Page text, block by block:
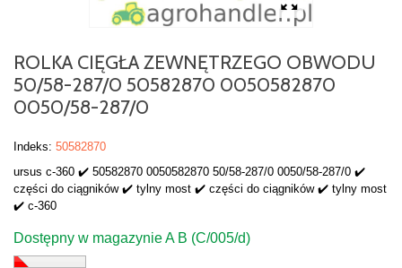
ROLKA CIĘGŁA ZEWNĘTRZEGO OBWODU
50/58-287/0 50582870 0050582870
0050/58-287/0
Indeks: 50582870
ursus c-360 ✔️ 50582870 0050582870 50/58-287/0 0050/58-287/0 ✔️
części do ciągników ✔️ tylny most ✔️ części do ciągników ✔️ tylny most
✔️ c-360
Dostępny w magazynie A B (C/005/d)